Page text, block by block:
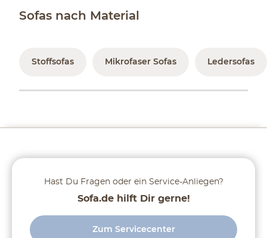
Sofas nach Material
Stoffsofas Mikrofaser Sofas Ledersofas
Hast Du Fragen oder ein Service-Anliegen?
Sofa.de hilft Dir gerne!
Zum Servicecenter